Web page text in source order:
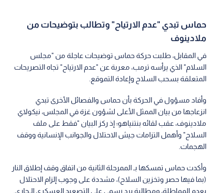
حماس تبدي "عدم الارتياح" وتطالب بتوضيحات من
ملادينوف
في المقابل، طلبت حركة حماس توضيحات عاجلة من "مجلس
السلام" الذي يرأسه ترمب، معربة عن "عدم الارتياح" تجاه التصريحات
المتعلقة بسحب السلاح وإعادة التموقع.
وأفاد مسؤول في الحركة بأن حماس والفصائل الأخرى تبدي
انزعاجها من بيان الممثل الأعلى لشؤون غزة في المجلس، نيكولاي
ملادينوف، عقب لقائه بنتنياهو؛ إذ ركز البيان "فقط على ملف
السلاح" وأهمل التزامات جيش الاحتلال والجوانب الإنسانية ووقف
الهجمات.
وأكدت حماس تمسكها بـ الممرحلة الثانية من اتفاق وقف إطلاق النار
(بما فيها حصر وتخزين السلاح)، مشددة على وجوب إلزام الاحتلال
بعدم المماطلة، ومطالبة برد رسمي على التصعيد العسكري الـجاري.